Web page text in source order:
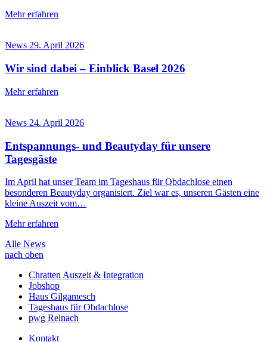
Mehr erfahren
News 29. April 2026
Wir sind dabei – Einblick Basel 2026
Mehr erfahren
News 24. April 2026
Entspannungs- und Beautyday für unsere
Tagesgäste
Im April hat unser Team im Tageshaus für Obdachlose einen
besonderen Beautyday organisiert. Ziel war es, unseren Gästen eine
kleine Auszeit vom…
Mehr erfahren
Alle News
nach oben
Chratten Auszeit & Integration
Jobshop
Haus Gilgamesch
Tageshaus für Obdachlose
pwg Reinach
Kontakt